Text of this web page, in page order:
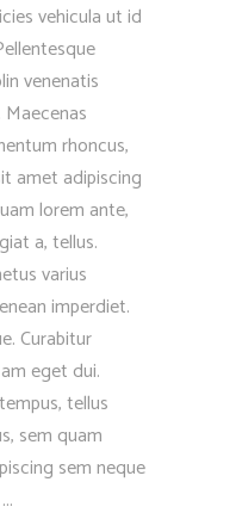
vehicula ut id
venenatis
rhoncus,
amet adipiscing
lorem ante,
a, tellus.
varius
imperdiet.
Curabitur
eget dui.
tellus
sem quam
sem neque